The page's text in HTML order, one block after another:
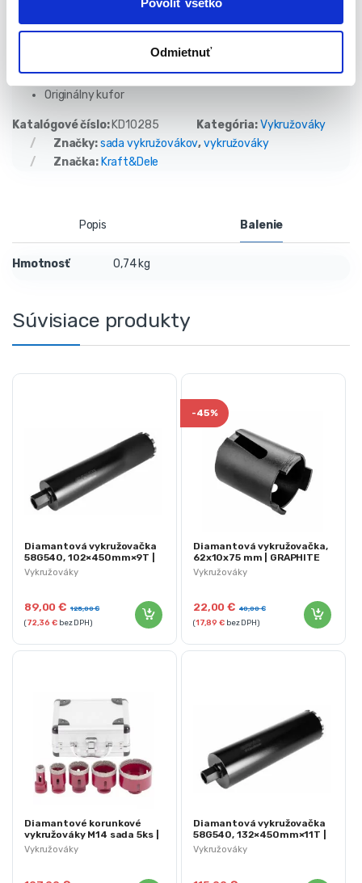
Povoliť všetko
Odmietnuť
2x adaptér s vŕtačkou
Imbusový kľúč
Originálny kufor
Katalógové číslo: KD10285 Kategória:Vykružováky
Značky:sada vykružovákov,vykružováky
Značka: Kraft&Dele
Popis Balenie
Hmotnosť 0,74 kg
Súvisiace produkty
Vykružováky
Diamantová vykružovačka
58G540, 102×450mm×9T |
GRAPHITE
89,00€ 125,00€
(72,36€bez DPH)
Vykružováky
-45%
Diamantová vykružovačka,
62x10x75 mm | GRAPHITE
22,00€ 40,00€
(17,89€bez DPH)
Vykružováky
Diamantové korunkové
vykružováky M14 sada 5ks |
DCB11S5
Vykružováky
Diamantová vykružovačka
58G540, 132×450mm×11T |
GRAPHITE